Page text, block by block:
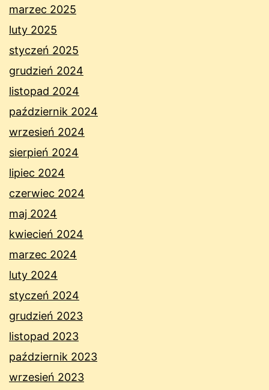
marzec 2025
luty 2025
styczeń 2025
grudzień 2024
listopad 2024
październik 2024
wrzesień 2024
sierpień 2024
lipiec 2024
czerwiec 2024
maj 2024
kwiecień 2024
marzec 2024
luty 2024
styczeń 2024
grudzień 2023
listopad 2023
październik 2023
wrzesień 2023